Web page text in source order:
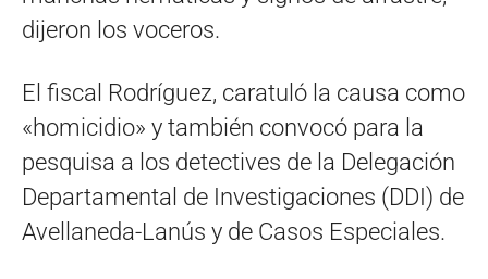
dijeron los voceros.
El fiscal Rodríguez, caratuló la causa como
«homicidio» y también convocó para la
pesquisa a los detectives de la Delegación
Departamental de Investigaciones (DDI) de
Avellaneda-Lanús y de Casos Especiales.